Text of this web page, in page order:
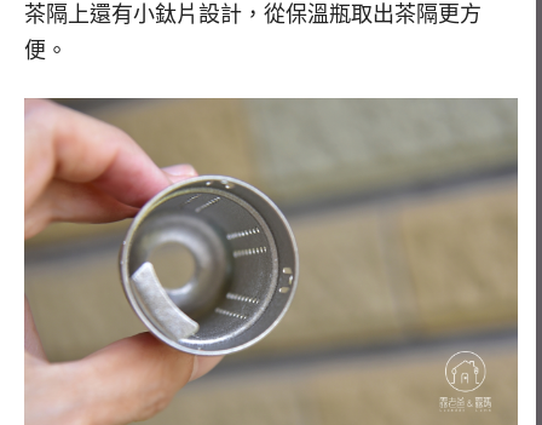
茶隔上還有小鈦片設計，從保溫瓶取出茶隔更方
便。